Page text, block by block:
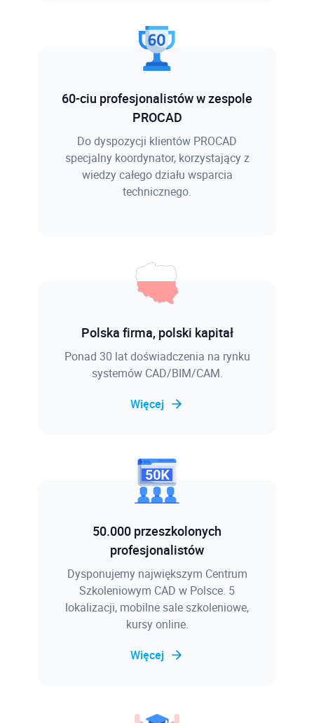
60-ciu profesjonalistów w zespole
PROCAD
Do dyspozycji klientów PROCAD
specjalny koordynator, korzystający z
wiedzy całego działu wsparcia
technicznego.
Polska firma, polski kapitał
Ponad 30 lat doświadczenia na rynku
systemów CAD/BIM/CAM.
Więcej
50.000 przeszkolonych
profesjonalistów
Dysponujemy największym Centrum
Szkoleniowym CAD w Polsce. 5
lokalizacji, mobilne sale szkoleniowe,
kursy online.
Więcej